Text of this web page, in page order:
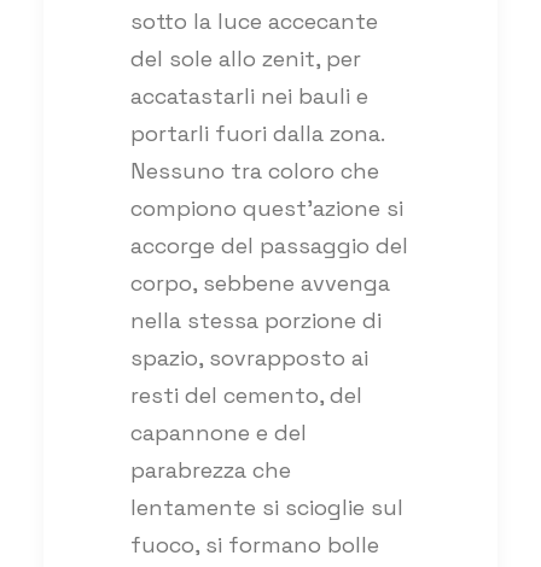
sotto la luce accecante
del sole allo zenit, per
accatastarli nei bauli e
portarli fuori dalla zona.
Nessuno tra coloro che
compiono quest’azione si
accorge del passaggio del
corpo, sebbene avvenga
nella stessa porzione di
spazio, sovrapposto ai
resti del cemento, del
capannone e del
parabrezza che
lentamente si scioglie sul
fuoco, si formano bolle